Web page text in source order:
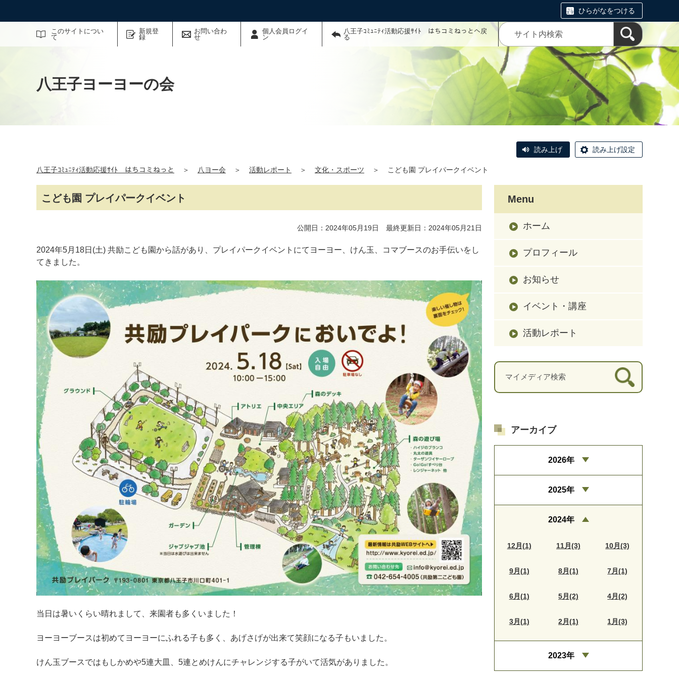
ひらがなをつける
このサイトについ
て
新規登
録
お問い合わ
せ
個人会員ログイ
ン
八王子ｺﾐｭﾆﾃｨ活動応援ｻｲﾄ はちコミねっとへ戻
る
サイト内検索
八王子ヨーヨーの会
読み上げ 読み上げ設定
八王子ｺﾐｭﾆﾃｨ活動応援ｻｲﾄ はちコミねっと ＞ 八ヨー会 ＞ 活動レポート ＞ 文化・スポーツ ＞ こども園 プレイパークイベント
こども園 プレイパークイベント
公開日：2024年05月19日 最終更新日：2024年05月21日
2024年5月18日(土) 共励こども園から話があり、プレイパークイベントにてヨーヨー、けん玉、コマブースのお手伝いをし
てきました。
当日は暑いくらい晴れまして、来園者も多くいました！
ヨーヨーブースは初めてヨーヨーにふれる子も多く、あげさげが出来て笑顔になる子もいました。
けん玉ブースではもしかめや5連大皿、5連とめけんにチャレンジする子がいて活気がありました。
Menu
ホーム
プロフィール
お知らせ
イベント・講座
活動レポート
マイメディア検索
アーカイブ
2026年
2025年
2024年
12月(1) 11月(3) 10月(3)
9月(1) 8月(1) 7月(1)
6月(1) 5月(2) 4月(2)
3月(1) 2月(1) 1月(3)
2023年